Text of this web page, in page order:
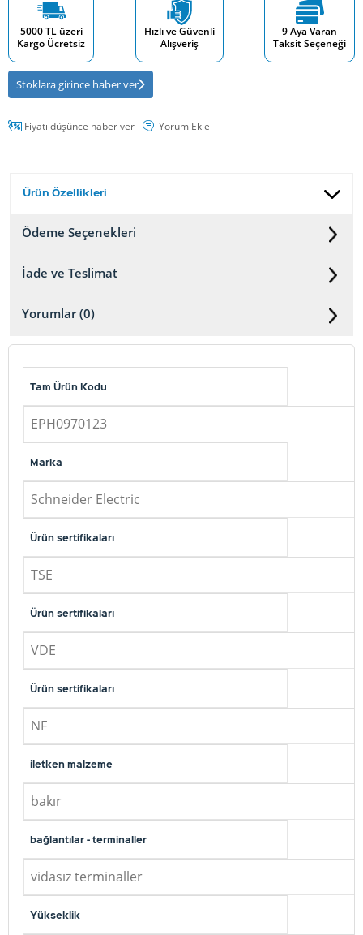
5000 TL üzeri
Kargo Ücretsiz
Hızlı ve Güvenli
Alışveriş
9 Aya Varan
Taksit Seçeneği
Stoklara girince haber ver
Fiyatı düşünce haber ver Yorum Ekle
Ürün Özellikleri
Ödeme Seçenekleri
İade ve Teslimat
Yorumlar (0)
Tam Ürün Kodu
EPH0970123
Marka
Schneider Electric
Ürün sertifikaları
TSE
Ürün sertifikaları
VDE
Ürün sertifikaları
NF
iletken malzeme
bakır
bağlantılar - terminaller
vidasız terminaller
Yükseklik